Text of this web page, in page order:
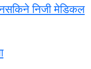
नसकिने निजी मेडिकल